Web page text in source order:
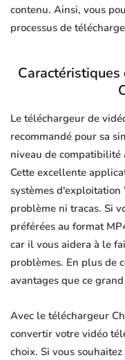
contenu. Ainsi, vous
processus de
Caractéristiques
Le téléchargeur de
recommandé pour sa
niveau de compatibilité
Cette excellente
systèmes
problème ni tracas. Si
préférées au format
car il vous aidera à le
problèmes. En plus de
avantages que ce
Avec le téléchargeur
convertir votre vidéo
choix. Si vous